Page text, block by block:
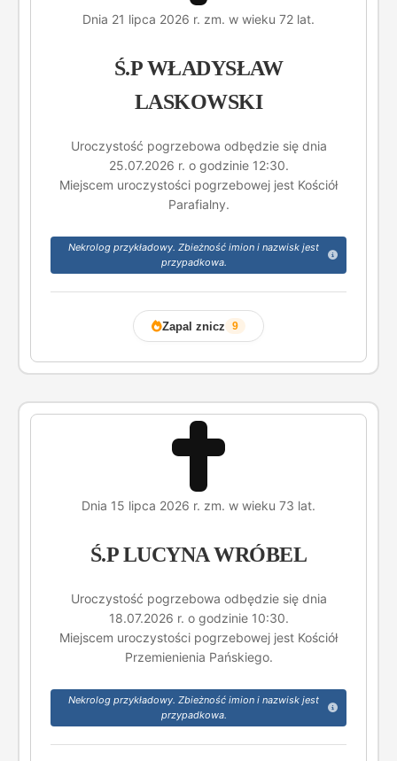
Dnia 21 lipca 2026 r. zm. w wieku 72 lat.
Ś.P WŁADYSŁAW
LASKOWSKI
Uroczystość pogrzebowa odbędzie się dnia
25.07.2026 r. o godzinie 12:30.
Miejscem uroczystości pogrzebowej jest Kościół
Parafialny.
Nekrolog przykładowy. Zbieżność imion i nazwisk jest
przypadkowa.
Zapal znicz 9
Dnia 15 lipca 2026 r. zm. w wieku 73 lat.
Ś.P LUCYNA WRÓBEL
Uroczystość pogrzebowa odbędzie się dnia
18.07.2026 r. o godzinie 10:30.
Miejscem uroczystości pogrzebowej jest Kościół
Przemienienia Pańskiego.
Nekrolog przykładowy. Zbieżność imion i nazwisk jest
przypadkowa.